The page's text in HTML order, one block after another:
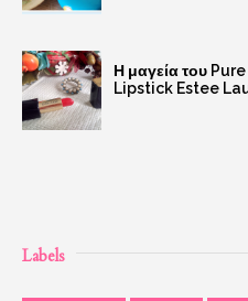
Η μαγεία του
Lipstick Estee
Labels